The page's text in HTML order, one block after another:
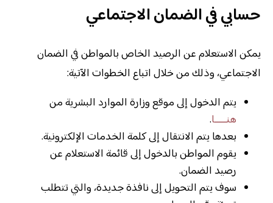
حسابي في الضمان الاجتماعي
يمكن الاستعلام عن الرصيد الخاص بالمواطن في الضمان
الاجتماعي، وذلك من خلال اتباع الخطوات الآتية:
يتم الدخول إلى موقع وزارة الموارد البشرية من
هنـــــا.
بعدها يتم الانتقال إلى كلمة الخدمات الإلكترونية.
يقوم المواطن بالدخول إلى قائمة الاستعلام عن
رصيد الضمان.
سوف يتم التحويل إلى نافذة جديدة، والتي تتطلب